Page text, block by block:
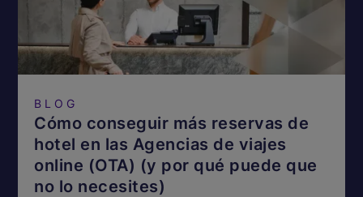
BLOG
Cómo conseguir más reservas de
hotel en las Agencias de viajes
online (OTA) (y por qué puede que
no lo necesites)